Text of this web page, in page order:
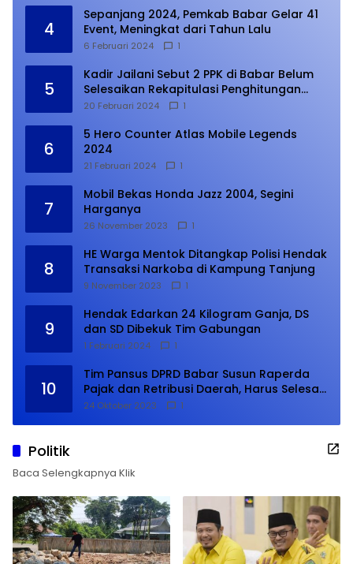
4
Sepanjang 2024, Pemkab Babar Gelar 41
Event, Meningkat dari Tahun Lalu
6 Februari 2024 1
5
Kadir Jailani Sebut 2 PPK di Babar Belum
Selesaikan Rekapitulasi Penghitungan
Suara
20 Februari 2024 1
6
5 Hero Counter Atlas Mobile Legends
2024
21 Februari 2024 1
7
Mobil Bekas Honda Jazz 2004, Segini
Harganya
26 November 2023 1
8
HE Warga Mentok Ditangkap Polisi Hendak
Transaksi Narkoba di Kampung Tanjung
9 November 2023 1
9
Hendak Edarkan 24 Kilogram Ganja, DS
dan SD Dibekuk Tim Gabungan
1 Februari 2024 1
10
Tim Pansus DPRD Babar Susun Raperda
Pajak dan Retribusi Daerah, Harus Selesai
Januari 2024
24 Oktober 2023 1
Politik
Baca Selengkapnya Klik